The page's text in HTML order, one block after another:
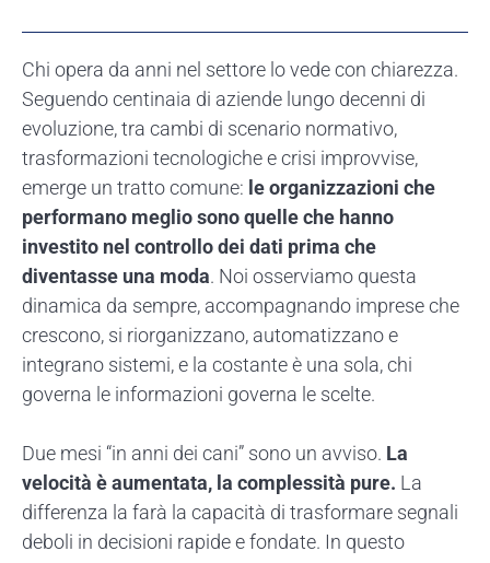
Chi opera da anni nel settore lo vede con chiarezza.
Seguendo centinaia di aziende lungo decenni di
evoluzione, tra cambi di scenario normativo,
trasformazioni tecnologiche e crisi improvvise,
emerge un tratto comune: le organizzazioni che
performano meglio sono quelle che hanno
investito nel controllo dei dati prima che
diventasse una moda. Noi osserviamo questa
dinamica da sempre, accompagnando imprese che
crescono, si riorganizzano, automatizzano e
integrano sistemi, e la costante è una sola, chi
governa le informazioni governa le scelte.
Due mesi “in anni dei cani” sono un avviso. La
velocità è aumentata, la complessità pure. La
differenza la farà la capacità di trasformare segnali
deboli in decisioni rapide e fondate. In questo